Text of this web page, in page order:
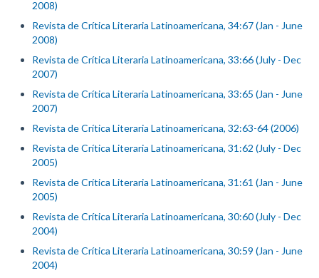
2008)
Revista de Crítica Literaria Latinoamericana, 34:67 (Jan - June
2008)
Revista de Crítica Literaria Latinoamericana, 33:66 (July - Dec
2007)
Revista de Crítica Literaria Latinoamericana, 33:65 (Jan - June
2007)
Revista de Crítica Literaria Latinoamericana, 32:63-64 (2006)
Revista de Crítica Literaria Latinoamericana, 31:62 (July - Dec
2005)
Revista de Crítica Literaria Latinoamericana, 31:61 (Jan - June
2005)
Revista de Crítica Literaria Latinoamericana, 30:60 (July - Dec
2004)
Revista de Crítica Literaria Latinoamericana, 30:59 (Jan - June
2004)